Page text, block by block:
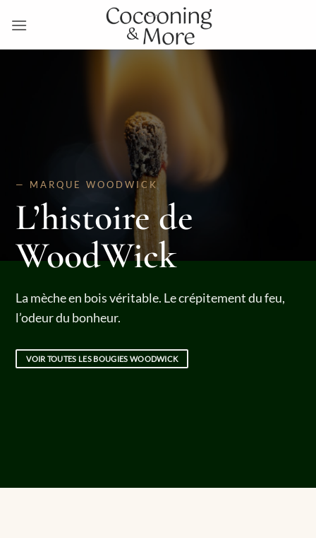
— MARQUE WOODWICK
L’histoire de
WoodWick
La mèche en bois véritable. Le crépitement du feu,
l’odeur du bonheur.
VOIR TOUTES LES BOUGIES WOODWICK